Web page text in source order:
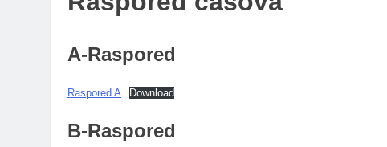
A-Raspored
Raspored A Download
B-Raspored